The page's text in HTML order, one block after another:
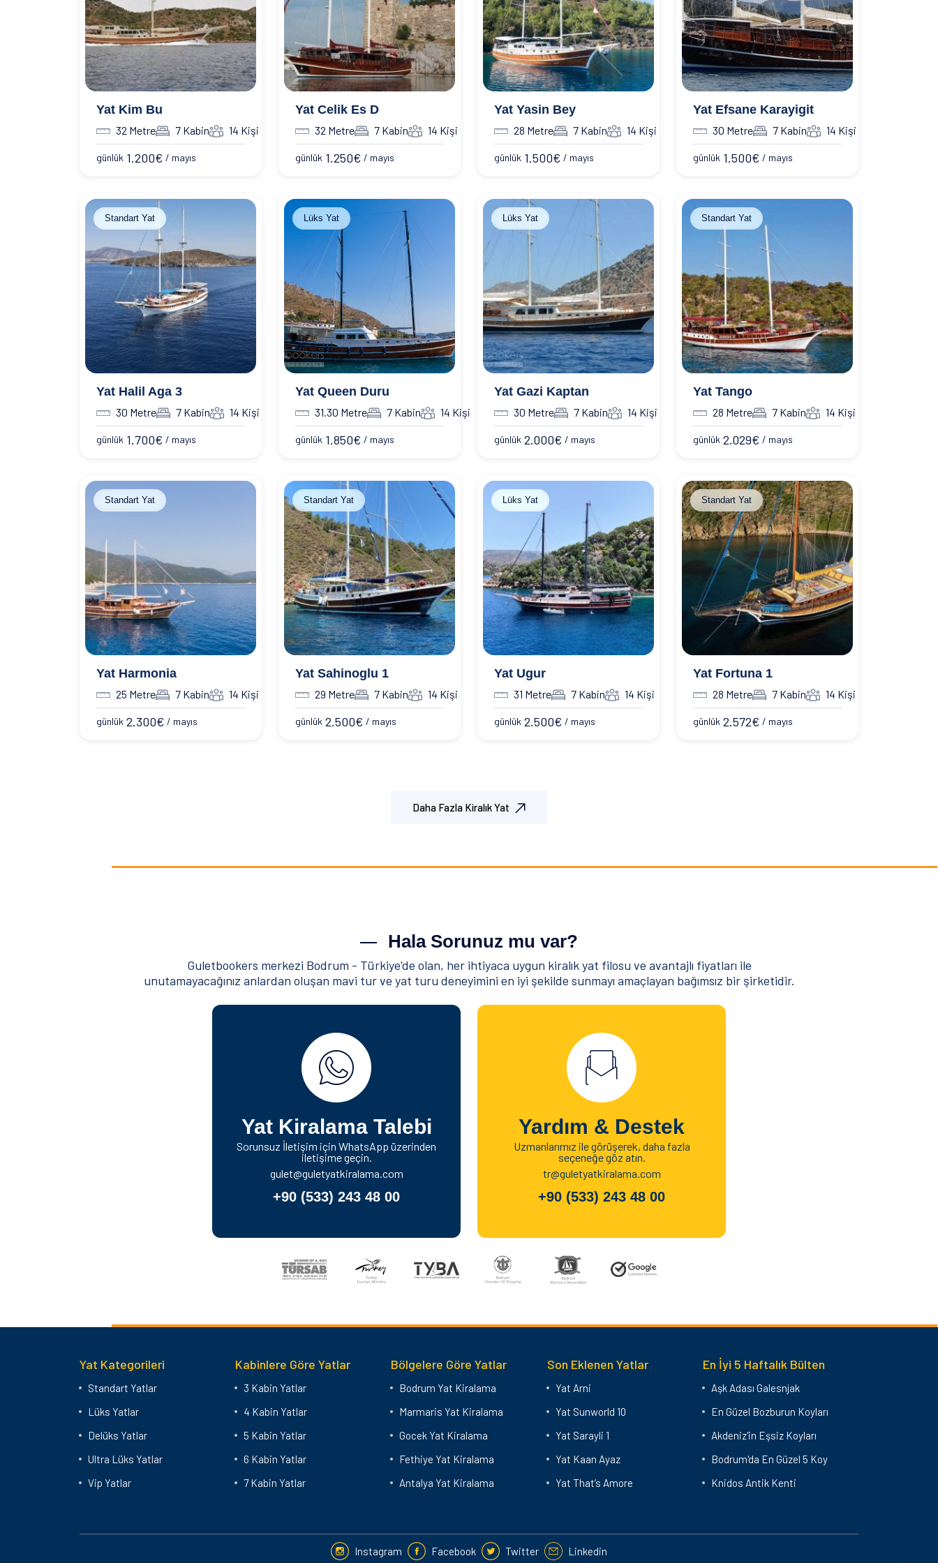
Yat Kim Bu
32 Metre 7 Kabin 14 Kişi
günlük 1.200€ / mayıs
Yat Celik Es D
32 Metre 7 Kabin 14 Kişi
günlük 1.250€ / mayıs
Yat Yasin Bey
28 Metre 7 Kabin 14 Kişi
günlük 1.500€ / mayıs
Yat Efsane Karayigit
30 Metre 7 Kabin 14 Kişi
günlük 1.500€ / mayıs
Standart Yat
Yat Halil Aga 3
30 Metre 7 Kabin 14 Kişi
günlük 1.700€ / mayıs
Lüks Yat
Yat Queen Duru
31.30 Metre 7 Kabin 14 Kişi
günlük 1.850€ / mayıs
Lüks Yat
Yat Gazi Kaptan
30 Metre 7 Kabin 14 Kişi
günlük 2.000€ / mayıs
Standart Yat
Yat Tango
28 Metre 7 Kabin 14 Kişi
günlük 2.029€ / mayıs
Standart Yat
Yat Harmonia
25 Metre 7 Kabin 14 Kişi
günlük 2.300€ / mayıs
Standart Yat
Yat Sahinoglu 1
29 Metre 7 Kabin 14 Kişi
günlük 2.500€ / mayıs
Lüks Yat
Yat Ugur
31 Metre 7 Kabin 14 Kişi
günlük 2.500€ / mayıs
Standart Yat
Yat Fortuna 1
28 Metre 7 Kabin 14 Kişi
günlük 2.572€ / mayıs
Daha Fazla Kiralık Yat
Hala Sorunuz mu var?
Guletbookers merkezi Bodrum - Türkiye'de olan, her ihtiyaca uygun kiralık yat filosu ve avantajlı fiyatları ile
unutamayacağınız anlardan oluşan mavi tur ve yat turu deneyimini en iyi şekilde sunmayı amaçlayan bağımsız bir şirketidir.
Yat Kiralama Talebi
Sorunsuz İletişim için WhatsApp üzerinden
iletişime geçin.
gulet@guletyatkiralama.com
+90 (533) 243 48 00
Yardım & Destek
Uzmanlarımız ile görüşerek, daha fazla
seçeneğe göz atın.
tr@guletyatkiralama.com
+90 (533) 243 48 00
Yat Kategorileri
Standart Yatlar
Lüks Yatlar
Delüks Yatlar
Ultra Lüks Yatlar
Vip Yatlar
Kabinlere Göre Yatlar
3 Kabin Yatlar
4 Kabin Yatlar
5 Kabin Yatlar
6 Kabin Yatlar
7 Kabin Yatlar
Bölgelere Göre Yatlar
Bodrum Yat Kiralama
Marmaris Yat Kiralama
Gocek Yat Kiralama
Fethiye Yat Kiralama
Antalya Yat Kiralama
Son Eklenen Yatlar
Yat Arni
Yat Sunworld 10
Yat Sarayli 1
Yat Kaan Ayaz
Yat That’s Amore
En İyi 5 Haftalık Bülten
Aşk Adası Galesnjak
En Güzel Bozburun Koyları
Akdeniz'in Eşsiz Koyları
Bodrum'da En Güzel 5 Koy
Knidos Antik Kenti
Instagram Facebook Twitter Linkedin